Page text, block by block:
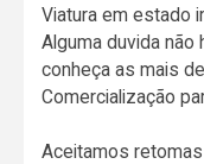
Viatura em estado
Alguma duvida
conheça as mais
Comercialização
Aceitamos